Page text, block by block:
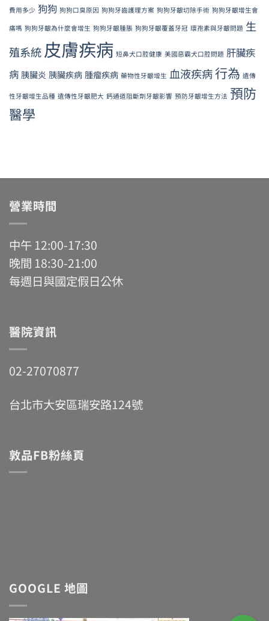
費用多少 狗狗 狗狗口臭原因 狗狗牙齒護理方案 狗狗牙齦切除手術 狗狗牙齦增生會
痛嗎 狗狗牙齦為什麼會增生 狗狗牙齦腫脹 狗狗牙齦覆蓋牙冠 環孢素與牙齦問題 生
殖系統 皮膚疾病 短鼻犬口腔健康 美國惡霸犬口腔問題 肝臟疾
病 胰臟炎 胰臟疾病 腫瘤疾病 藥物性牙齦增生 血液疾病行為 遺傳
性牙齦增生品種 遺傳性牙齦肥大 鈣通道阻斷劑牙齦影響 預防牙齦增生方法 預防
醫學
營業時間
中午 12:00-17:30
晚間 18:30-21:00
每週日與國定假日公休
醫院資訊
02-27070877
台北市大安區瑞安路124號
敦品FB粉絲頁
GOOGLE 地圖